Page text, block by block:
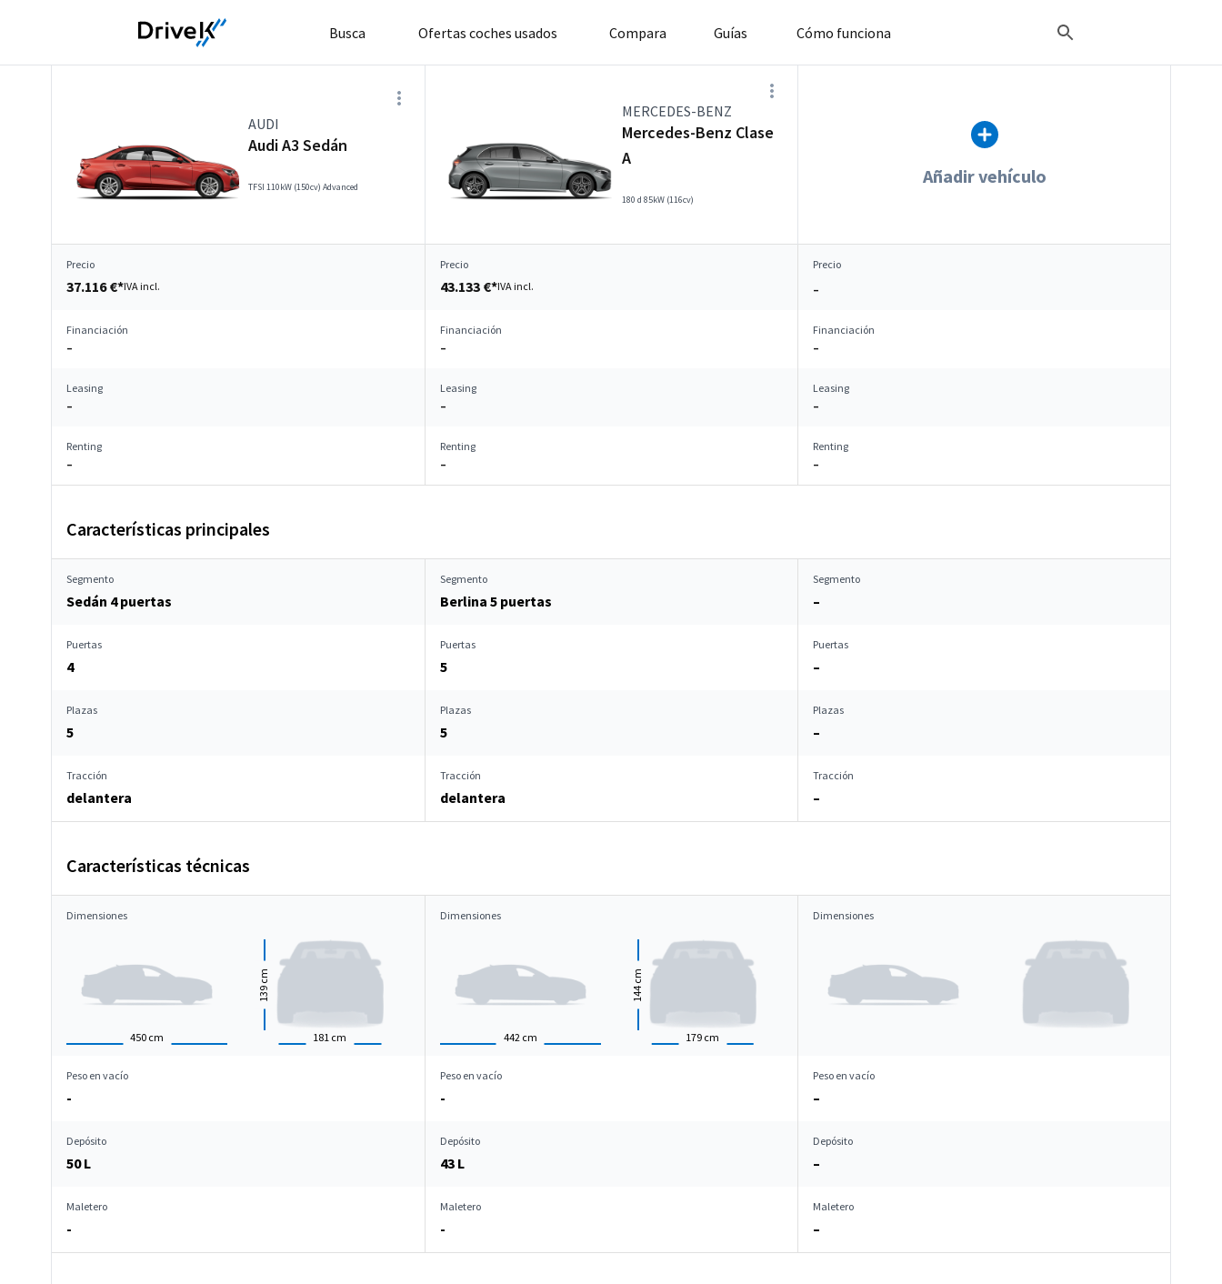
Busca Ofertas coches usados Compara Guías Cómo funciona
AUDI
Audi A3 Sedán
TFSI 110kW (150cv) Advanced
MERCEDES-BENZ
Mercedes-Benz Clase
A
180 d 85kW (116cv)
Añadir vehículo
Precio
37.116 €*IVA incl.
Precio
43.133 €*IVA incl.
Precio
–
Financiación
–
Financiación
–
Financiación
–
Leasing
–
Leasing
–
Leasing
–
Renting
–
Renting
–
Renting
–
Características principales
Segmento
Sedán 4 puertas
Segmento
Berlina 5 puertas
Segmento
–
Puertas
4
Puertas
5
Puertas
–
Plazas
5
Plazas
5
Plazas
–
Tracción
delantera
Tracción
delantera
Tracción
–
Características técnicas
Dimensiones
450 cm 181 cm
139
cm
Dimensiones
442 cm 179 cm
144
cm
Dimensiones
Peso en vacío
-
Peso en vacío
-
Peso en vacío
–
Depósito
50 L
Depósito
43 L
Depósito
–
Maletero
-
Maletero
-
Maletero
–